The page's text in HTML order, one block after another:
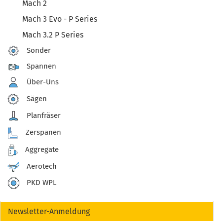
Mach 2
Mach 3 Evo - P Series
Mach 3.2 P Series
Sonder
Spannen
Über-Uns
Sägen
Planfräser
Zerspanen
Aggregate
Aerotech
PKD WPL
Newsletter-Anmeldung